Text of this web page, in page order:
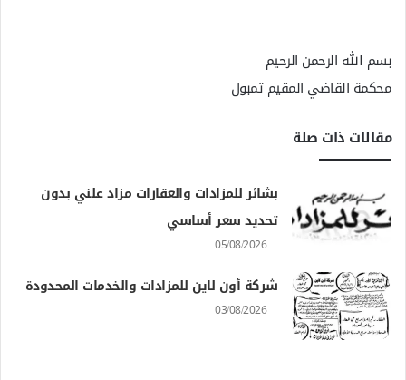
بسم الله الرحمن الرحيم
محكمة القاضي المقيم تمبول
مقالات ذات صلة
بشائر للمزادات والعقارات مزاد علني بدون
تحديد سعر أساسي
05/08/2026
شركة أون لاين للمزادات والخدمات المحدودة
03/08/2026